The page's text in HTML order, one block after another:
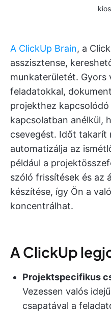
A ClickUp Brain, a
asszisztense,
munkaterületét. Gyors
feladatokkal,
projekthez
kapcsolatban anélkül,
csevegést. Időt takarít
automatizálja az
például a
szóló frissítések és az
készítése, így Ön a
koncentrálhat.
A ClickUp
Projektspecifikus
Vezessen valós
csapatával a